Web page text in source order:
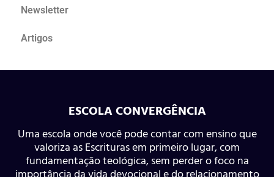
Newsletter
Artigos
ESCOLA CONVERGÊNCIA
Uma escola onde você pode contar com ensino que
valoriza as Escrituras em primeiro lugar, com
fundamentação teológica, sem perder o foco na